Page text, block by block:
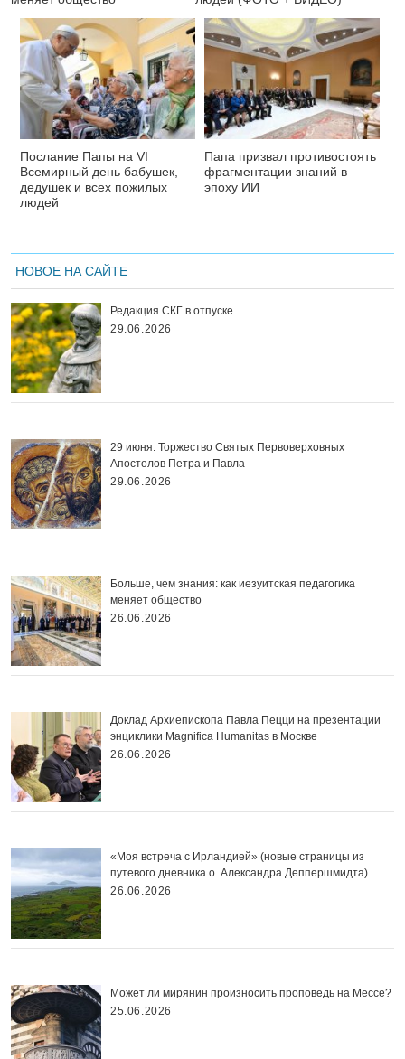
Послание Папы на VI
Всемирный день бабушек,
дедушек и всех пожилых
людей
Папа призвал противостоять
фрагментации знаний в
эпоху ИИ
НОВОЕ НА САЙТЕ
Редакция СКГ в отпуске
29.06.2026
29 июня. Торжество Святых Первоверховных
Апостолов Петра и Павла
29.06.2026
Больше, чем знания: как иезуитская педагогика
меняет общество
26.06.2026
Доклад Архиепископа Павла Пецци на презентации
энциклики Magnifica Нumanitas в Москве
26.06.2026
«Моя встреча с Ирландией» (новые страницы из
путевого дневника о. Александра Деппершмидта)
26.06.2026
Может ли мирянин произносить проповедь на Мессе?
25.06.2026